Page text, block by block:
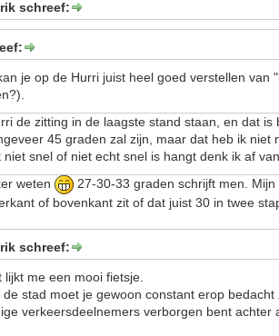
schreef:
je op de Hurri juist heel goed verstellen
de zitting in de laagste stand staan, en dat
45 graden zal zijn, maar dat heb ik niet
snel of niet echt snel is hangt denk ik af
weten
27-30-33 graden schrijft men.
of bovenkant zit of dat juist 30 in twee
schreef:
me een mooi fietsje.
stad moet je gewoon constant erop
verkeersdeelnemers verborgen bent achter